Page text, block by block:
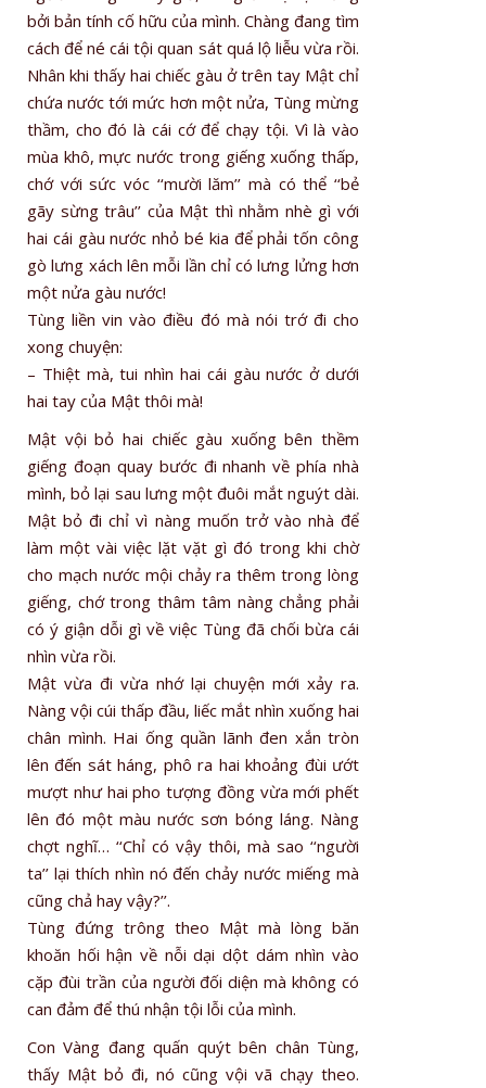
bởi bản tính cố hữu của mình. Chàng đang tìm
cách để né cái tội quan sát quá lộ liễu vừa rồi.
Nhân khi thấy hai chiếc gàu ở trên tay Mật chỉ
chứa nước tới mức hơn một nửa, Tùng mừng
thầm, cho đó là cái cớ để chạy tội. Vì là vào
mùa khô, mực nước trong giếng xuống thấp,
chớ với sức vóc ‘‘mười lăm’’ mà có thể ‘‘bẻ
gãy sừng trâu’’ của Mật thì nhằm nhè gì với
hai cái gàu nước nhỏ bé kia để phải tốn công
gò lưng xách lên mỗi lần chỉ có lưng lửng hơn
một nửa gàu nước!
Tùng liền vin vào điều đó mà nói trớ đi cho
xong chuyện:
– Thiệt mà, tui nhìn hai cái gàu nước ở dưới
hai tay của Mật thôi mà!
Mật vội bỏ hai chiếc gàu xuống bên thềm
giếng đoạn quay bước đi nhanh về phía nhà
mình, bỏ lại sau lưng một đuôi mắt nguýt dài.
Mật bỏ đi chỉ vì nàng muốn trở vào nhà để
làm một vài việc lặt vặt gì đó trong khi chờ
cho mạch nước mội chảy ra thêm trong lòng
giếng, chớ trong thâm tâm nàng chẳng phải
có ý giận dỗi gì về việc Tùng đã chối bừa cái
nhìn vừa rồi.
Mật vừa đi vừa nhớ lại chuyện mới xảy ra.
Nàng vội cúi thấp đầu, liếc mắt nhìn xuống hai
chân mình. Hai ống quần lãnh đen xắn tròn
lên đến sát háng, phô ra hai khoảng đùi ướt
mượt như hai pho tượng đồng vừa mới phết
lên đó một màu nước sơn bóng láng. Nàng
chợt nghĩ… ‘‘Chỉ có vậy thôi, mà sao ‘‘người
ta’’ lại thích nhìn nó đến chảy nước miếng mà
cũng chả hay vậy?’’.
Tùng đứng trông theo Mật mà lòng băn
khoăn hối hận về nỗi dại dột dám nhìn vào
cặp đùi trần của người đối diện mà không có
can đảm để thú nhận tội lỗi của mình.
Con Vàng đang quấn quýt bên chân Tùng,
thấy Mật bỏ đi, nó cũng vội vã chạy theo.